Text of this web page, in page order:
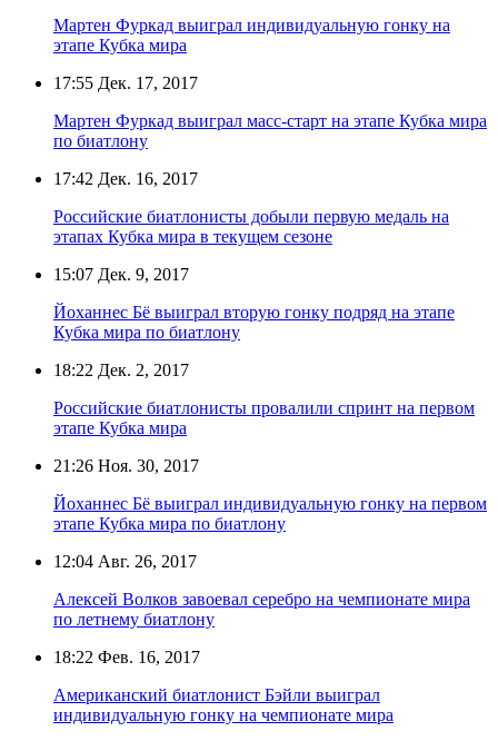
Мартен Фуркад выиграл индивидуальную гонку на
этапе Кубка мира
17:55 Дек. 17, 2017
Мартен Фуркад выиграл масс-старт на этапе Кубка мира
по биатлону
17:42 Дек. 16, 2017
Российские биатлонисты добыли первую медаль на
этапах Кубка мира в текущем сезоне
15:07 Дек. 9, 2017
Йоханнес Бё выиграл вторую гонку подряд на этапе
Кубка мира по биатлону
18:22 Дек. 2, 2017
Российские биатлонисты провалили спринт на первом
этапе Кубка мира
21:26 Ноя. 30, 2017
Йоханнес Бё выиграл индивидуальную гонку на первом
этапе Кубка мира по биатлону
12:04 Авг. 26, 2017
Алексей Волков завоевал серебро на чемпионате мира
по летнему биатлону
18:22 Фев. 16, 2017
Американский биатлонист Бэйли выиграл
индивидуальную гонку на чемпионате мира